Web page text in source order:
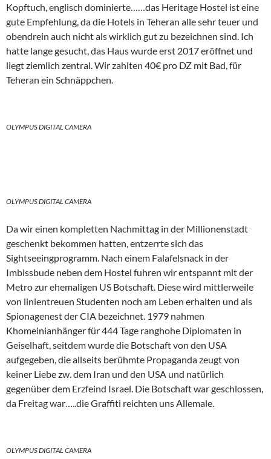
Kopftuch, englisch dominierte……das Heritage Hostel ist eine
gute Empfehlung, da die Hotels in Teheran alle sehr teuer und
obendrein auch nicht als wirklich gut zu bezeichnen sind. Ich
hatte lange gesucht, das Haus wurde erst 2017 eröffnet und
liegt ziemlich zentral. Wir zahlten 40€ pro DZ mit Bad, für
Teheran ein Schnäppchen.
OLYMPUS DIGITAL CAMERA
OLYMPUS DIGITAL CAMERA
Da wir einen kompletten Nachmittag in der Millionenstadt
geschenkt bekommen hatten, entzerrte sich das
Sightseeingprogramm. Nach einem Falafelsnack in der
Imbissbude neben dem Hostel fuhren wir entspannt mit der
Metro zur ehemaligen US Botschaft. Diese wird mittlerweile
von linientreuen Studenten noch am Leben erhalten und als
Spionagenest der CIA bezeichnet. 1979 nahmen
Khomeinianhänger für 444 Tage ranghohe Diplomaten in
Geiselhaft, seitdem wurde die Botschaft von den USA
aufgegeben, die allseits berühmte Propaganda zeugt von
keiner Liebe zw. dem Iran und den USA und natürlich
gegenüber dem Erzfeind Israel. Die Botschaft war geschlossen,
da Freitag war…..die Graffiti reichten uns Allemale.
OLYMPUS DIGITAL CAMERA